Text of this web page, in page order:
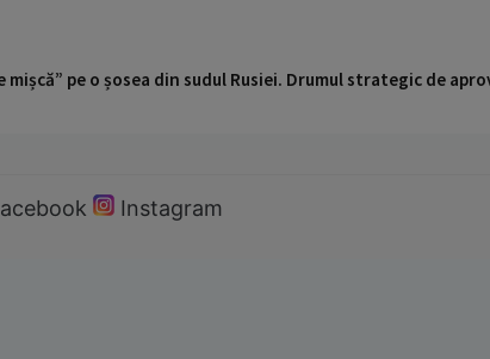
pe o șosea din sudul Rusiei. Drumul strategic de
Instagram